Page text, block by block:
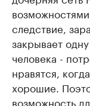
следствие,
закрывает
человека -
нравятся,
хорошие.
возможность